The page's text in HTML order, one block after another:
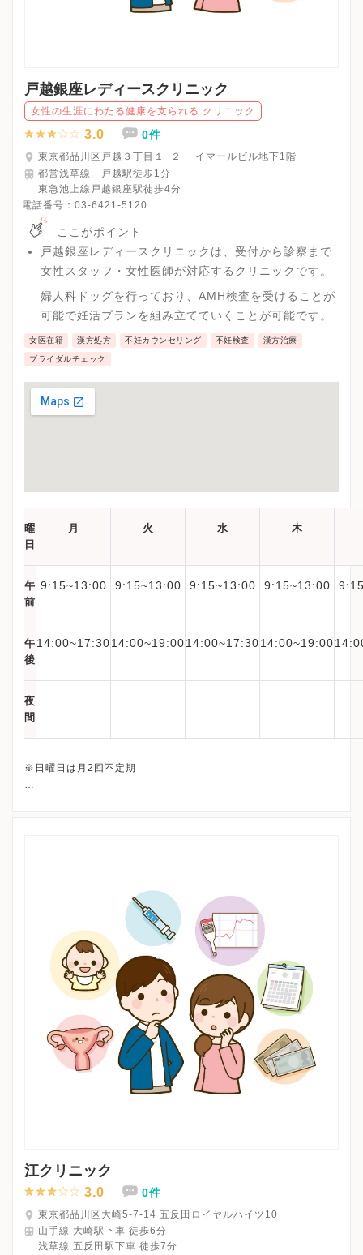
戸越銀座レディースクリニック
女性の生涯にわたる健康を支られる クリニック
3.0 0件
東京都品川区戸越３丁目１−２ イマールビル地下1階
都営浅草線 戸越駅徒歩1分
東急池上線戸越銀座駅徒歩4分
電話番号： 03-6421-5120
ここがポイント
戸越銀座レディースクリニックは、受付から診察まで
女性スタッフ・女性医師が対応するクリニックです。
婦人科ドッグを行っており、AMH検査を受けることが
可能で妊活プランを組み立てていくことが可能です。
女医在籍 漢方処方 不妊カウンセリング 不妊検査 漢方治療
ブライダルチェック
曜
日
月 火 水 木
午
前
9:15~13:00 9:15~13:00 9:15~13:00 9:15~13:00
午
後
14:00~17:3014:00~19:0014:00~17:3014:00~19:00
夜
間
※日曜日は月2回不定期
江クリニック
3.0 0件
東京都品川区大崎5-7-14 五反田ロイヤルハイツ10
山手線 大崎駅下車 徒歩6分
浅草線 五反田駅下車 徒歩7分